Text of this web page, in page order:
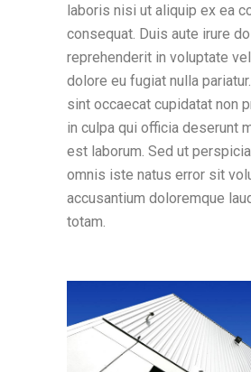
laboris nisi ut aliquip ex ea
consequat. Duis aute irure
reprehenderit in voluptate
dolore eu fugiat nulla
sint occaecat cupidatat non
in culpa qui officia deserunt
est laborum. Sed ut
omnis iste natus error sit
accusantium doloremque
totam.